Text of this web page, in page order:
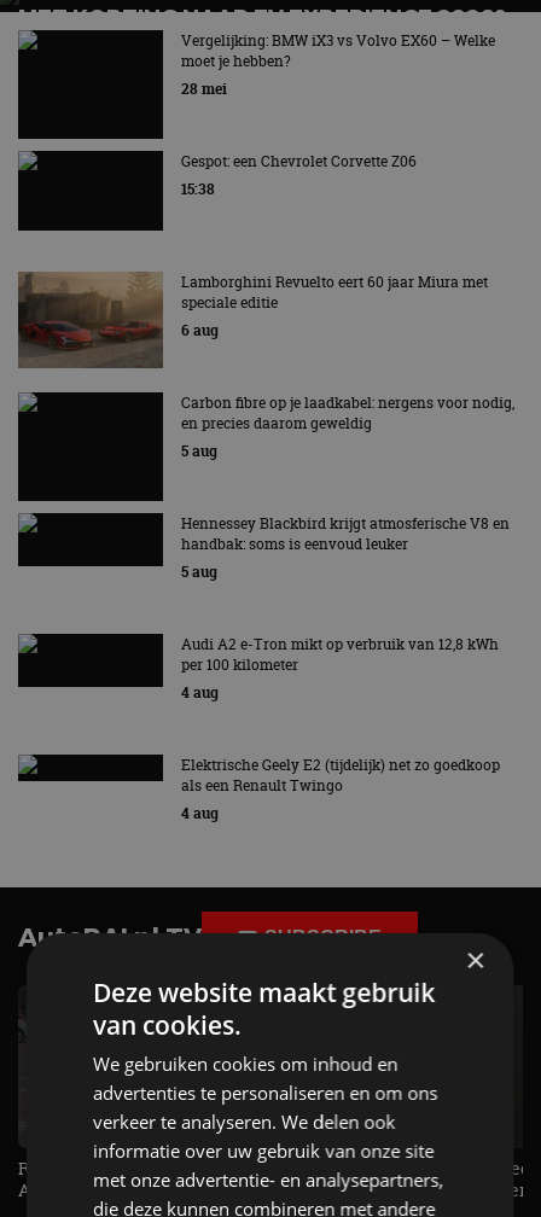
MET KORTING NAAR EV EXPERIENCE 2026?
AUTORAI REGELT HET!
EV Experience 2026 van 24 tot 26 september
Vergelijking: BMW iX3 vs Volvo EX60 – Welke
moet je hebben?
28 mei
Gespot: een Chevrolet Corvette Z06
15:38
Lamborghini Revuelto eert 60 jaar Miura met
speciale editie
6 aug
Carbon fibre op je laadkabel: nergens voor nodig,
en precies daarom geweldig
5 aug
Hennessey Blackbird krijgt atmosferische V8 en
handbak: soms is eenvoud leuker
5 aug
Audi A2 e-Tron mikt op verbruik van 12,8 kWh
per 100 kilometer
4 aug
Elektrische Geely E2 (tijdelijk) net zo goedkoop
als een Renault Twingo
4 aug
AutoRAI.nl TV SUBSCRIBE
Raad jij onze nieuwe duurtester? -
AutoRAI TV
De Renault Twingo heeft een
opvallende snelheidsmeter! -
AutoRAI TV
×
Deze website maakt gebruik
van cookies.
We gebruiken cookies om inhoud en
advertenties te personaliseren en om ons
verkeer te analyseren. We delen ook
informatie over uw gebruik van onze site
met onze advertentie- en analysepartners,
die deze kunnen combineren met andere